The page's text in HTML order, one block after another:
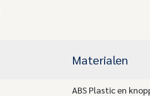
Materialen
ABS Plastic en